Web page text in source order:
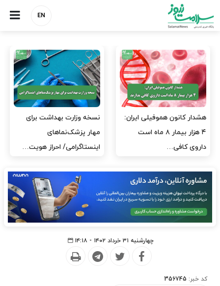
EN
مدیران پرستاری باید حامی
پرستاران باشند، نه عامل فشار
مدیریت سلامت، میدان
آزمون و خطا نیست
چهارشنبه ۳۱ خرداد ۱۴۰۲ - ۱۴:۱۸
کد خبر: 356745